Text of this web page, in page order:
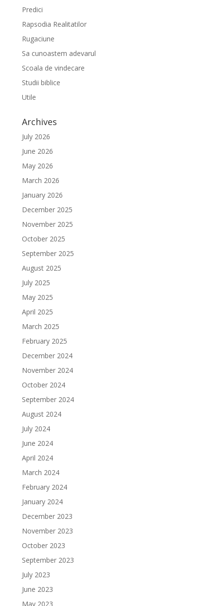
Predici
Rapsodia Realitatilor
Rugaciune
Sa cunoastem adevarul
Scoala de vindecare
Studii biblice
Utile
Archives
July 2026
June 2026
May 2026
March 2026
January 2026
December 2025
November 2025
October 2025
September 2025
August 2025
July 2025
May 2025
April 2025
March 2025
February 2025
December 2024
November 2024
October 2024
September 2024
August 2024
July 2024
June 2024
April 2024
March 2024
February 2024
January 2024
December 2023
November 2023
October 2023
September 2023
July 2023
June 2023
May 2023